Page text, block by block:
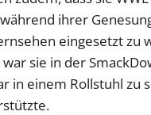
ihrer
eingesetzt zu
sie in der
in einem Rollstuhl zu